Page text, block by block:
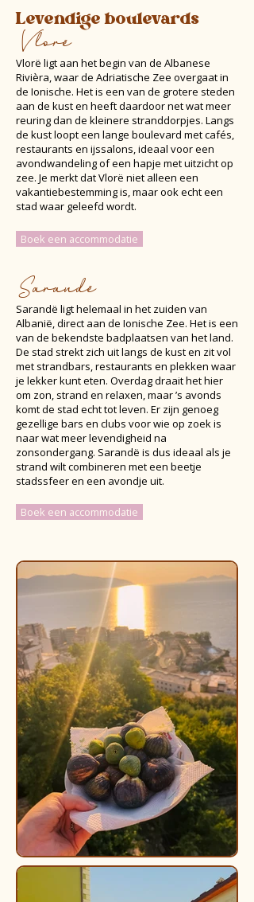
Levendige boulevards
Vlorë
Vlorë ligt aan het begin van de Albanese
Rivièra, waar de Adriatische Zee overgaat in
de Ionische. Het is een van de grotere steden
aan de kust en heeft daardoor net wat meer
reuring dan de kleinere stranddorpjes. Langs
de kust loopt een lange boulevard met cafés,
restaurants en ijssalons, ideaal voor een
avondwandeling of een hapje met uitzicht op
zee. Je merkt dat Vlorë niet alleen een
vakantiebestemming is, maar ook echt een
stad waar geleefd wordt.
Boek een accommodatie
Sarandë
Sarandë ligt helemaal in het zuiden van
Albanië, direct aan de Ionische Zee. Het is een
van de bekendste badplaatsen van het land.
De stad strekt zich uit langs de kust en zit vol
met strandbars, restaurants en plekken waar
je lekker kunt eten. Overdag draait het hier
om zon, strand en relaxen, maar ’s avonds
komt de stad echt tot leven. Er zijn genoeg
gezellige bars en clubs voor wie op zoek is
naar wat meer levendigheid na
zonsondergang. Sarandë is dus ideaal als je
strand wilt combineren met een beetje
stadssfeer en een avondje uit.
Boek een accommodatie